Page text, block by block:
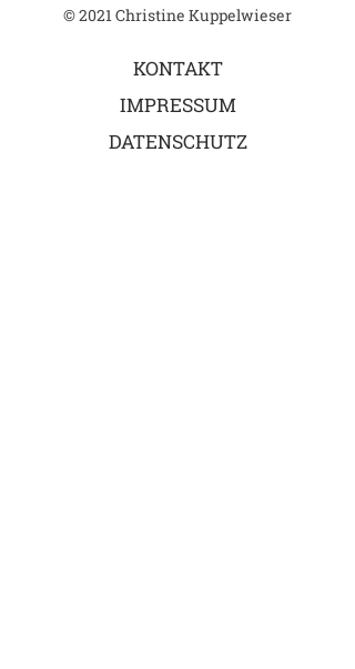
© 2021 Christine Kuppelwieser
KONTAKT
IMPRESSUM
DATENSCHUTZ